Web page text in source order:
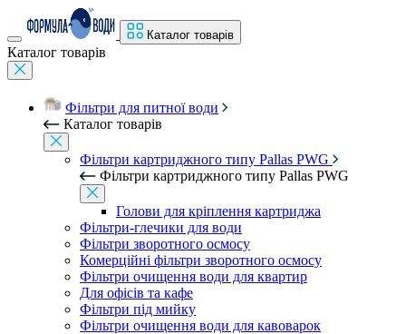
Каталог товарів
Каталог товарів
Фільтри для питної води
Каталог товарів
Фільтри картриджного типу Pallas PWG
Фільтри картриджного типу Pallas PWG
Голови для кріплення картриджа
Фільтри-глечики для води
Фільтри зворотного осмосу
Комерційні фільтри зворотного осмосу
Фільтри очищення води для квартир
Для офісів та кафе
Фільтри під мийку
Фільтри очищення води для кавоварок